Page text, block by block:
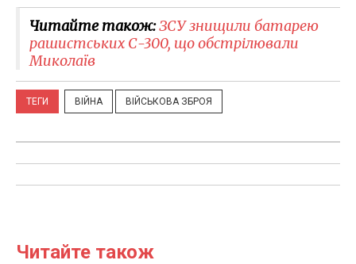
Читайте також:ЗСУ знищили батарею
рашистських С-300, що обстрілювали
Миколаїв
ТЕГИ ВІЙНА ВІЙСЬКОВА ЗБРОЯ
Читайте також